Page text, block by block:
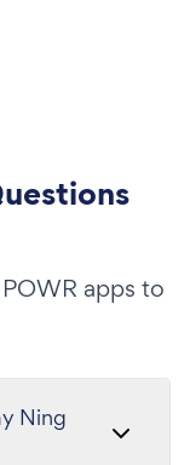
apps to
Ning